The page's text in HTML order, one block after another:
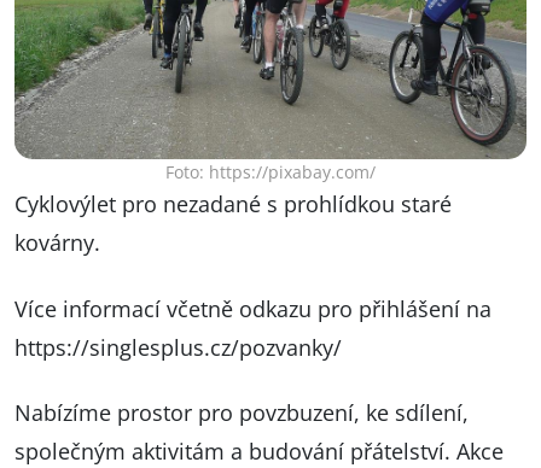
Foto: https://pixabay.com/
Cyklovýlet pro nezadané s prohlídkou staré
kovárny.
Více informací včetně odkazu pro přihlášení na
https://singlesplus.cz/pozvanky/
Nabízíme prostor pro povzbuzení, ke sdílení,
společným aktivitám a budování přátelství. Akce